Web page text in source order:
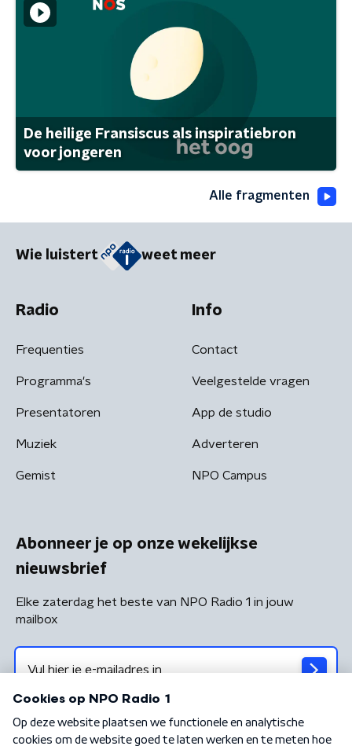
De heilige Fransiscus als inspiratiebron
voor jongeren
Alle fragmenten
Wie luistert weet meer
Radio
Frequenties
Programma's
Presentatoren
Muziek
Gemist
Info
Contact
Veelgestelde vragen
App de studio
Adverteren
NPO Campus
Abonneer je op onze wekelijkse
nieuwsbrief
Elke zaterdag het beste van NPO Radio 1 in jouw
mailbox